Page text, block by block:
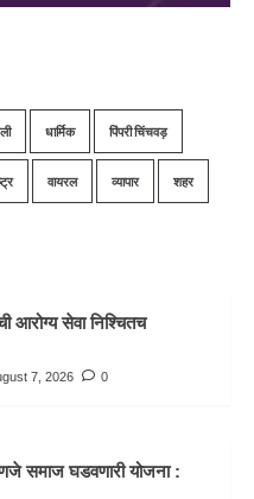
धार्मिक पिंपरी चिंचवड़
वायरल व्यापार शहर
आरोग्य सेवा निश्चितच
7, 2026 0
समाज घडवणारी योजना :